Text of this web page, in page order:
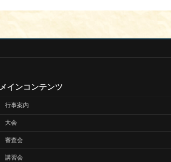
メインコンテンツ
行事案内
大会
審査会
講習会